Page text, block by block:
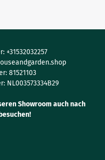
+31532032257
81521103
NL003573334B29
Showroom auch nach